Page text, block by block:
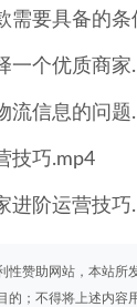
需要具备的条
一个优质商家
流信息的问题
技巧.mp4
进阶运营技巧
性赞助网站，本站所
的；不得将上述内容